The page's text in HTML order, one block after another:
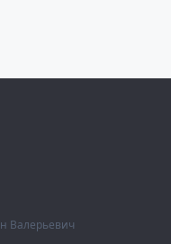
Валерьевич